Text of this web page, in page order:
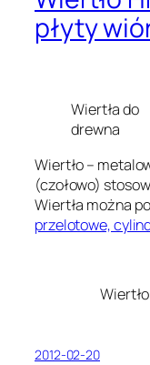
płyty
Wiertła do
drewna
Wiertło –
(czołowo)
Wiertła można
przelotowe,
2012-02-20